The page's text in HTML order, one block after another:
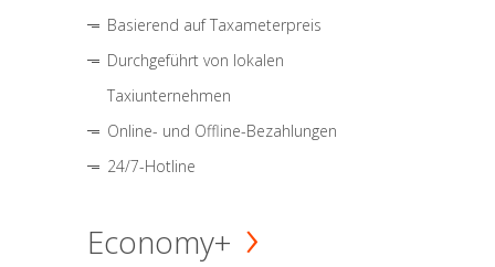
Basierend auf Taxameterpreis
Durchgeführt von lokalen
Taxiunternehmen
Online- und Offline-Bezahlungen
24/7-Hotline
Economy+